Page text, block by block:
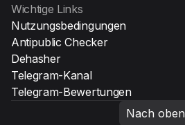
Wichtige Links
Nutzungsbedingungen
Antipublic Checker
Dehasher
Telegram-Kanal
Telegram-Bewertungen
Nach oben